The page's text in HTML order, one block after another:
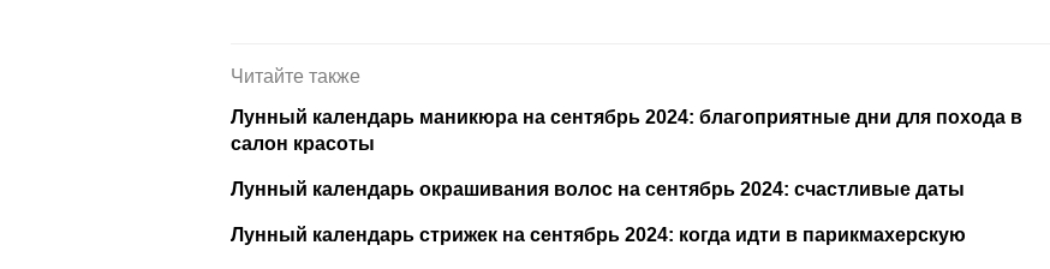
Читайте также
Лунный календарь маникюра на сентябрь 2024: благоприятные дни для похода в
салон красоты
Лунный календарь окрашивания волос на сентябрь 2024: счастливые даты
Лунный календарь стрижек на сентябрь 2024: когда идти в парикмахерскую